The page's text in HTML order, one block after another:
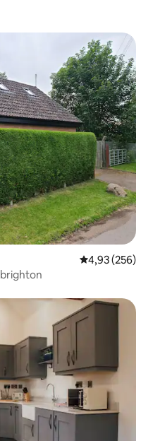
appréciés
Évaluation
4,93 (256)
appréciés